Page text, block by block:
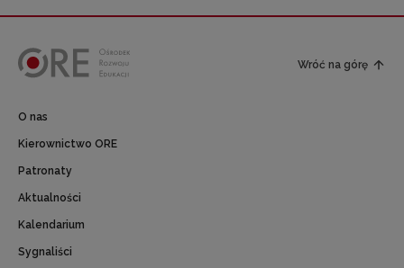
Wróć na górę
O nas
Kierownictwo ORE
Patronaty
Aktualności
Kalendarium
Sygnaliści